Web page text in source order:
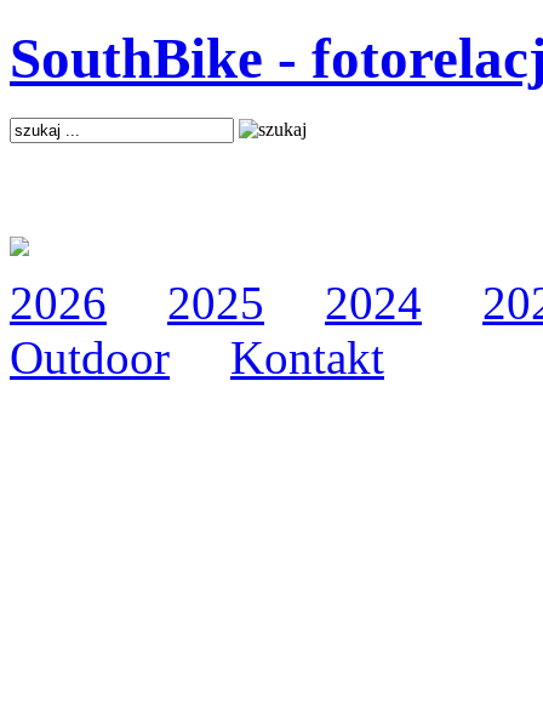
SouthBike -
2026 2025 2024
Outdoor
Kontakt